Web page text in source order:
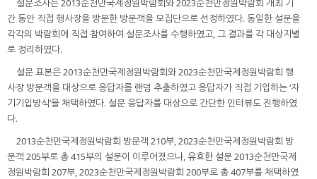
설문조사는 2013순천만국제정원박람회와 2023순천만정원박람회 개최 기
간 동안 직접 행사장을 방문한 방문객을 모집단으로 선정하였다. 동일한 설문을
각각의 박람회에 직접 참여하여 설문조사를 수행하였고, 그 결과를 각 대상지별
로 정리하였다.
설문 표본은 2013순천만국제정원박람회와 2023순천만국제정원박람회 행
사장 방문객을 대상으로 응답자를 랜덤 추출하였고 응답자가 직접 기입하는 ‘자
기기입방식’을 채택하였다. 설문 응답자를 대상으로 간단한 인터뷰도 진행하였
다.
2013순천만국제정원박람회 방문객 210부, 2023순천만국제정원박람회 방
문객 205부로 총 415부의 설문이 이루어졌으나, 유효한 설문 2013순천만국제
정원박람회 207부, 2023순천만국제정원박람회 200부로 총 407부를 채택하였